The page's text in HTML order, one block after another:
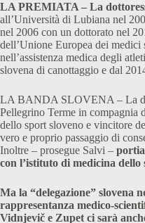
LA PREMIATA – La
all’Università di Lubiana nel
nel 2006 con un dottorato nel
dell’Unione Europea dei
nell’assistenza medica degli
slovena di canottaggio e dal
LA BANDA SLOVENA – La
Pellegrino Terme in
dello sport sloveno e vincitore
vero e proprio passaggio di
Inoltre – prosegue Salvi –
con l’istituto di medicina
Ma la “delegazione” slovena
rappresentanza medico-
Vidnjevič e Zupet ci sarà